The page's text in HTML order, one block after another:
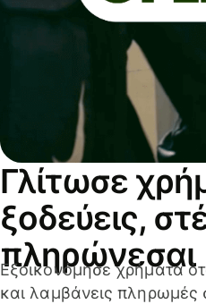
Γλίτωσε
ξοδεύεις,
πληρώνεσαι
Εξοικονόμησε χρήματα
και λαμβάνεις